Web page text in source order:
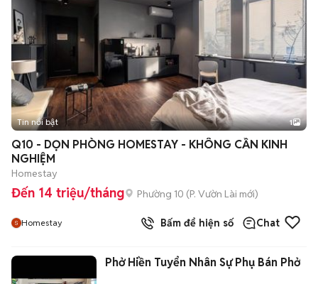
Tin nổi bật 1
Q10 - DỌN PHÒNG HOMESTAY - KHÔNG CẦN KINH
NGHIỆM
Homestay
Đến 14 triệu/tháng Phường 10 (P. Vườn Lài mới)
Homestay Bấm để hiện số Chat
Phở Hiền Tuyển Nhân Sự Phụ Bán Phở